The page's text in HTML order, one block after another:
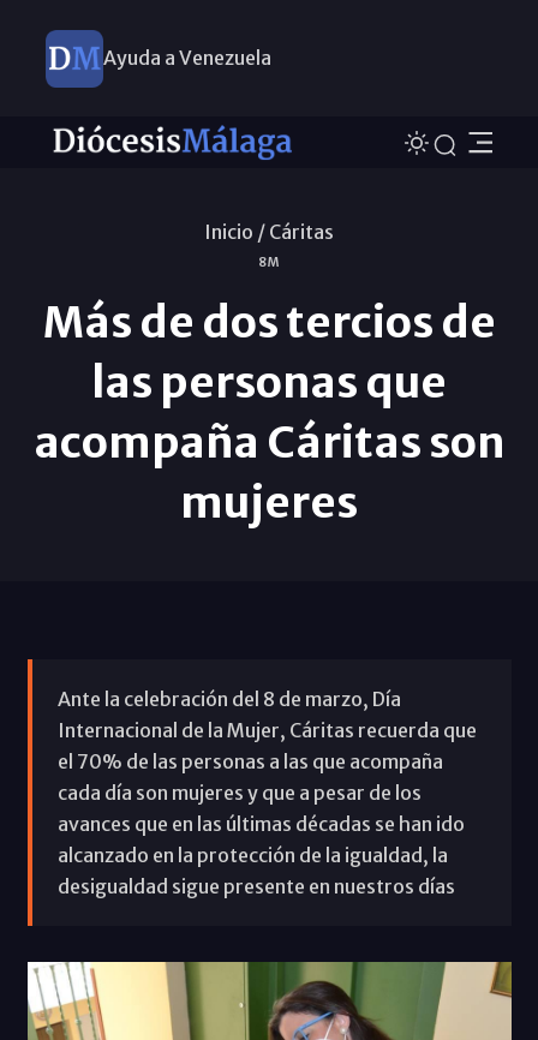
Ayuda a Venezuela
Inicio / Cáritas
8M
Más de dos tercios de
las personas que
acompaña Cáritas son
mujeres
Ante la celebración del 8 de marzo, Día
Internacional de la Mujer, Cáritas recuerda que
el 70% de las personas a las que acompaña
cada día son mujeres y que a pesar de los
avances que en las últimas décadas se han ido
alcanzado en la protección de la igualdad, la
desigualdad sigue presente en nuestros días